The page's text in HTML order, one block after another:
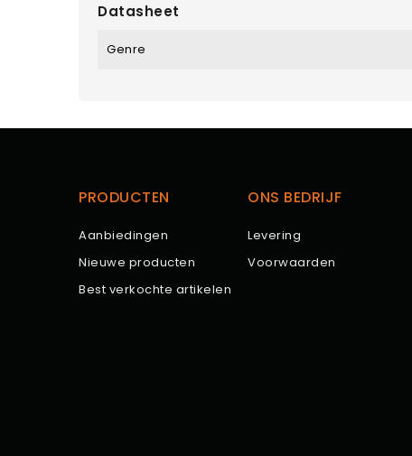
Datasheet
Genre
PRODUCTEN
Aanbiedingen
Nieuwe producten
Best verkochte artikelen
ONS BEDRIJF
Levering
Voorwaarden